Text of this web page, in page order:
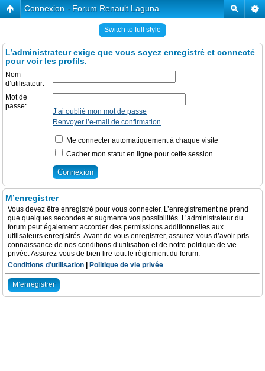
Connexion - Forum Renault Laguna
Switch to full style
L’administrateur exige que vous soyez enregistré et connecté
pour voir les profils.
Nom
d’utilisateur:
Mot de
passe:
J’ai oublié mon mot de passe
Renvoyer l’e-mail de confirmation
Me connecter automatiquement à chaque visite
Cacher mon statut en ligne pour cette session
M’enregistrer
Vous devez être enregistré pour vous connecter. L’enregistrement ne prend
que quelques secondes et augmente vos possibilités. L’administrateur du
forum peut également accorder des permissions additionnelles aux
utilisateurs enregistrés. Avant de vous enregistrer, assurez-vous d’avoir pris
connaissance de nos conditions d’utilisation et de notre politique de vie
privée. Assurez-vous de bien lire tout le règlement du forum.
Conditions d’utilisation
Politique de vie privée
M’enregistrer